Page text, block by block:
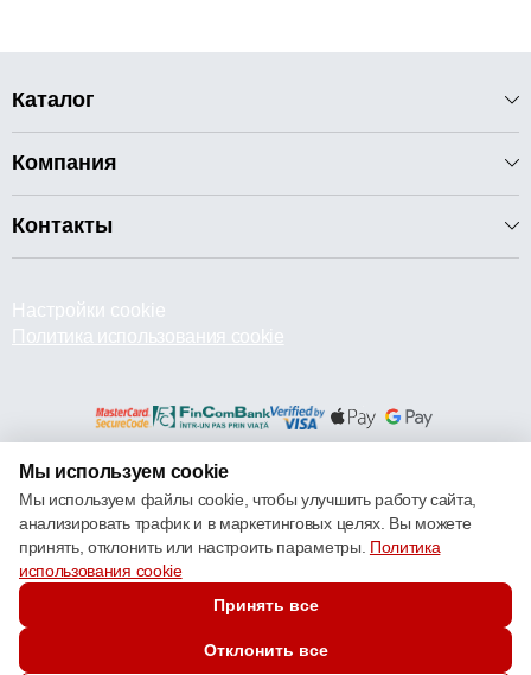
Каталог
Компания
Контакты
Настройки cookie
Политика использования cookie
© 2013 – 2026 ECOM
Мы используем cookie
Мы используем файлы cookie, чтобы улучшить работу сайта,
анализировать трафик и в маркетинговых целях. Вы можете
принять, отклонить или настроить параметры. Политика
использования cookie
Принять все
Отклонить все